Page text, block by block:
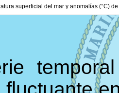
superficial del mar y anomalías (°C)